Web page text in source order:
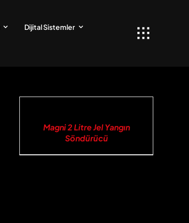
Dijital Sistemler
Magni 2 Litre Jel Yangın
Söndürücü